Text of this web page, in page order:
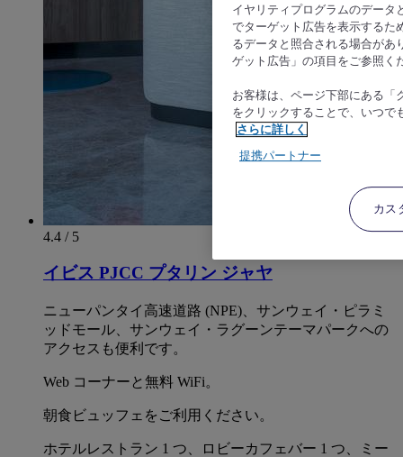
4.4 / 5
イビス PJCC プタリン ジャヤ
ニューパンタイ高速道路 (NPE)、サンウェイ・ピラミ
ッドモール、サンウェイ・ラグーンテーマパークへの
アクセスも便利です。
Web コーナーと無料 WiFi。
朝食ビュッフェをご利用ください。
ホテルレストラン 1 つ、ロビーカフェバー 1 つ、ミー
イヤリティプログラムのデータ
でターゲット広告を表示するた
るデータと照合される場合があ
ゲット広告」の項目をご参照く
お客様は、ページ下部にある「
をクリックすることで、いつで
さらに詳しく
提携パートナー
カス